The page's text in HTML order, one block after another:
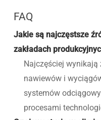
FAQ
Jakie są najczęstsze
zakładach
Najczęściej wynikają
nawiewów i
systemów
procesami